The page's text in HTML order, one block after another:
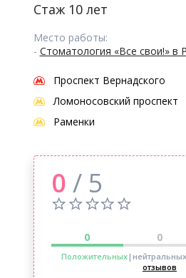
Стаж 10 лет
Место работы:
- Стоматология «Все свои!» в
Проспект Вернадского
Ломоносовский проспект
Раменки
0 / 5
0 0
Положительных|нейтральных
отзывов